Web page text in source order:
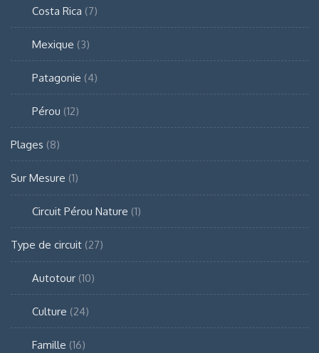
Costa Rica (7)
Mexique (3)
Patagonie (4)
Pérou (12)
Plages (8)
Sur Mesure (1)
Circuit Pérou Nature (1)
Type de circuit (27)
Autotour (10)
Culture (24)
Famille (16)